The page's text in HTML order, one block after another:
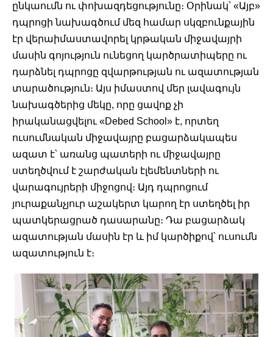
ընկաումն ու փոխազդեցությունը։ Օրինակ՝ «Այբ»
դպրոցի նախագծում մեզ համար սկզբունքային
էր վերաիմաստավորել կրթական միջավայրի
մասին գոյություն ունեցող կարծրատիպերը ու
դարձնել դպրոցը զվարթության ու ազատության
տարածություն։ Այս իմաստով մեր լավագույն
նախագծերից մեկը, որը ցավոք չի
իրականացվելու «Debed School» է, որտեղ
ուսումնական միջավայրը բացարձակապես
ազատ է՝ առանց պատերի ու միջավայրը
ստեղծվում է շարժական էլեմենտների ու
վարագույրերի միջոցով։ Այդ դպրոցում
յուրաքանչյուր աշակերտ կարող էր ստեղծել իր
պատկերացրած դասարանը։ Դա բացարձակ
ազատության մասին էր և իմ կարծիքով՝ ուսումն
ազատություն է։